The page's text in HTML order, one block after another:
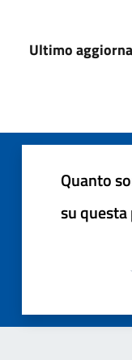
Ultimo
Quanto
su